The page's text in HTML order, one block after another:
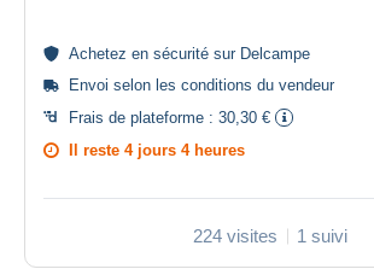
Achetez en sécurité sur Delcampe
Envoi selon les conditions du vendeur
Frais de plateforme : 30,30 €
Il reste 4 jours 4 heures
224 visites 1 suivi